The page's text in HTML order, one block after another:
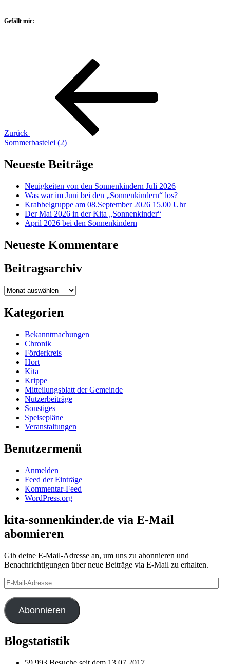
Gefällt mir:
Beitragsnavigation
Zurück
Sommerbastelei (2)
Neueste Beiträge
Neuigkeiten von den Sonnenkindern Juli 2026
Was war im Juni bei den „Sonnenkindern“ los?
Krabbelgruppe am 08.September 2026 15.00 Uhr
Der Mai 2026 in der Kita „Sonnenkinder“
April 2026 bei den Sonnenkindern
Neueste Kommentare
Beitragsarchiv
Beitragsarchiv
Kategorien
Bekanntmachungen
Chronik
Förderkreis
Hort
Kita
Krippe
Mitteilungsblatt der Gemeinde
Nutzerbeiträge
Sonstiges
Speisepläne
Veranstaltungen
Benutzermenü
Anmelden
Feed der Einträge
Kommentar-Feed
WordPress.org
kita-sonnenkinder.de via E-Mail
abonnieren
Gib deine E-Mail-Adresse an, um uns zu abonnieren und
Benachrichtigungen über neue Beiträge via E-Mail zu erhalten.
E-
Mail-
Adresse
Abonnieren
Blogstatistik